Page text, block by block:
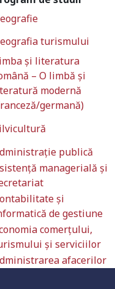
turismului
şi literatura
– O limbă şi
modernă
germană)
publică
managerială şi
şi
de gestiune
comerţului,
şi serviciilor
afacerilor
ridicat